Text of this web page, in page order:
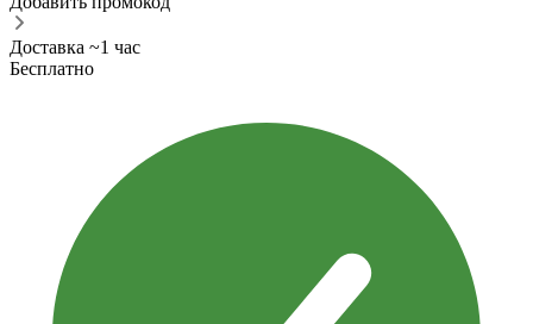
Доставка ~1 час
Бесплатно